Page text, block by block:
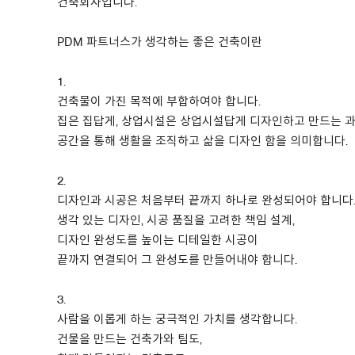
About Us
Article Proposals
건축회사입니다.
PDM 파트너스가 생각하는 좋은 건축이란
1.
건축물이 가진 목적에 부합하여야 합니다.
집은 집답게, 상업시설은 상업시설답게 디자인하고 만드는
공간을 통해 생활을 조직하고 삶을 디자인 함을 의미합니다.
2.
디자인과 시공은 처음부터 끝까지 하나로 완성되어야 합니다.
생각 있는 디자인, 시공 품질을 고려한 책임 설계,
디자인 완성도를 높이는 디테일한 시공이
끝까지 연결되어 그 완성도를 만들어내야 합니다.
3.
사람을 이롭게 하는 궁극적인 가치를 생각합니다.
건물을 만드는 건축가와 팀도,